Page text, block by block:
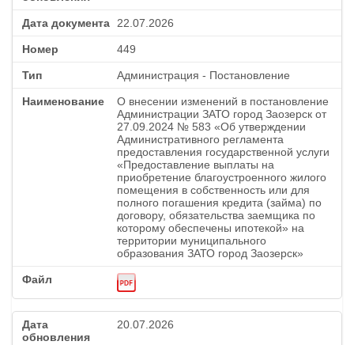
22.07.2026
449
Администрация - Постановление
О внесении изменений в постановление
Администрации ЗАТО город Заозерск от
27.09.2024 № 583 «Об утверждении
Административного регламента
предоставления государственной услуги
«Предоставление выплаты на
приобретение благоустроенного жилого
помещения в собственность или для
полного погашения кредита (займа) по
договору, обязательства заемщика по
которому обеспечены ипотекой» на
территории муниципального
образования ЗАТО город Заозерск»
20.07.2026